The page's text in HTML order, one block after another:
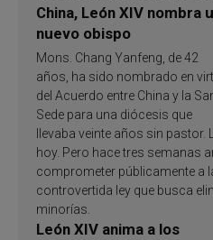
China, León XIV nombra
nuevo obispo
Mons. Chang Yanfeng, de 42
años, ha sido nombrado en
del Acuerdo entre China y la
Sede para una diócesis que
llevaba veinte años sin
hoy. Pero hace tres semanas
comprometer públicamente a
controvertida ley que busca
minorías.
León XIV anima a los